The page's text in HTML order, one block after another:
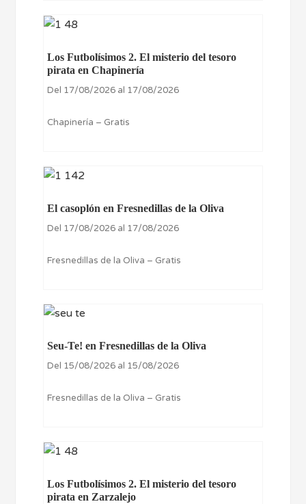
Los Futbolísimos 2. El misterio del tesoro
pirata en Chapinería
Del 17/08/2026 al 17/08/2026
Chapinería – Gratis
El casoplón en Fresnedillas de la Oliva
Del 17/08/2026 al 17/08/2026
Fresnedillas de la Oliva – Gratis
Seu-Te! en Fresnedillas de la Oliva
Del 15/08/2026 al 15/08/2026
Fresnedillas de la Oliva – Gratis
Los Futbolísimos 2. El misterio del tesoro
pirata en Zarzalejo